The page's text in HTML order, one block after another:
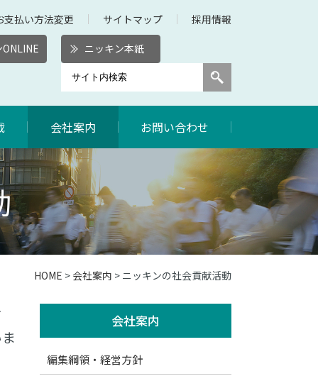
支払い方法変更 サイトマップ 採用情報
ニッキン本紙
会社案内 お問い合わせ
HOME > 会社案内 > ニッキンの社会貢献活動
会社案内
編集綱領・経営方針